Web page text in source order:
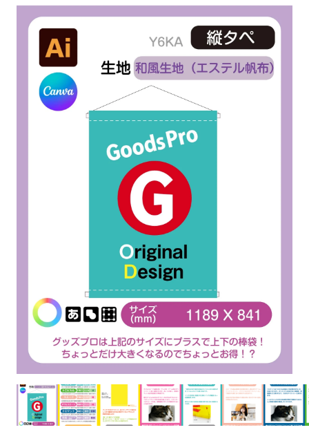
内容 単価 金額
合計金額 ¥0 （税込）
カートに入れる
いただく必要があります。（概ね原寸サイズ
で解像度200dp以上必要です）当社の取り扱
いの規格サイズにつきましてはデザインテン
プレートの用意がありますので、ご購入後マ
イページの「購入履歴」よりダウンロードし
てご利用くださいませ。
お客様自身でオリジナルのサイズで製作する
場合につきましてはご希望の仕上がりサイズ
に対して四辺（すべての辺をプラス10ｍｍ）
したサイズで製作ください。（重要な情報な
どについては仕上がりサイズから四辺内側に
20ｍｍ程度内側の範囲内でデザイン校正して
当社の既製デザインを利用してのぼり旗を
のぼり旗の改造プランとなりますので改造の
程度によってデザイン加工費用が発生いたし
ます。
詳細はお問い合わせください。
リピート
該当いたします。既製のデザインを応用して自
分だけののぼり旗をつくりたい！などのデザ
イン改造や既製デザインに自分たちの団体の
名前入れや会社のロゴなどを挿入するなどの
相談もお請けしております。
当社の既製のぼり旗に対してお客様の任意の
テキストや企業情報・お店情報などを埋め込
むことができます。ご購入時にご希望の店舗
名などをご記載ください。専任のデザイナー
がバッチリデザインします。書体などのご指
定がなければ、のぼりのイメージに最適のフ
ォントを使用します。基本的にのぼりの下部
にショップ名、社名、電話番号が入ります。
データをお送りいただけましたらロゴの印刷
も出来ます。
お客様が納得するまで何度でもデザインの修
正をしますので、初めての方でもお気軽にご
相談ください。
ただ、お客様の飾り付けたい場所の風向きを
少し考えると
もしかしたら左側と上についているよりも右
側と上についていた方が良いと思うかもしれ
ません。
風向きを考えながらチチの向きを決めてから
デザインをするとどの方向でデザインをする
と良いかひらめくかもしれません。デザイン
の方向性につきましてはお客様の好みもあり
ますので、見られる方（お客様）ができる限
り反転したデザインをみるよりも正像でみら
れるデザインを提供したいかと思いますので
その辺を参考にするとよいかもしれません。
みする都合や・最終的なカットをする際の都合
など）のでサイズの指定につきましてはｍｍ単
位は不可となります。最終的なサイズも多少の
ズレ5ｍｍ程度は起きる可能性があります。
レギュラー(60x180)
よく見かける一般的なのぼり旗のサイズです。
ほとんどのポールや注水台に使用できます。
みする都合や・最終的なカットをする際の都合
など）のでサイズの指定につきましてはｍｍ単
位は不可となります。最終的なサイズも多少の
ズレ5ｍｍ程度は起きる可能性があります。
レギュラー(180x60)
よく見かける一般的なのぼり旗のサイズです。
ほとんどのポールや注水台に使用できます。
棒袋縫い加工
生地のふちを大きく棒袋状に縫いこみポール
を通す筒をつくります。ポール自体を包み込
むため、耐久性があがり、デザインがより目
立ちます。
カーブ形状の特殊なのぼり旗にも適合する加
工方法となります。
ハトメ（鳩目）とは、革や布などに開けた穴
を補強するために取り付けるリングです。壁
側にロープなどで固定して、突風で倒れること
も風向きによってずっと裏向きになってしまう
いこともありません。
棒袋縫い加工
生地のふちを大きく棒袋状に縫いこみポール
を通す筒をつくります。ポール自体を包み込
むため、耐久性があがり、デザインがより目
立ちます。
カーブ形状の特殊なのぼり旗にも適合する加
工方法となります。
ハトメ（鳩目）とは、革や布などに開けた穴
を補強するために取り付けるリングです。壁
側にロープなどで固定して、突風で倒れること
も風向きによってずっと裏向きになってしまう
いこともありません。
上チチ 上下チチ 左右チチ
各辺のおおむね3～5ｍｍ程度を折り返し、縫
い糸を走らせて補強します。加工をすることで
のぼり旗の１辺～４辺は折り返し加工されま
すのでその部分のホツレや裂けてしまうこと
を防止する効果があります。
棒袋縫いの場合、補強が無償で付いてきます。
側辺補強縫製
［ +38円 ］
L字補強縫製
［ +38円 ］
チチのついてない長辺・
短辺を補強縫製します
三辺補強
［ +48円 ］
チチのついてない長辺・
ポンジ（一般）
一般的なのぼり旗の生地はポンジといわれる
厚みが約0.14ｍｍのとても薄い生地を使用し
のぼり旗製作で一番良く使用される生地で
す。生地の厚みが薄く、裏側にインクが浸透
しやすい生地です。
［ +299円 ］
ワンランク厚手のトロピカル（生地の厚みが
1本（2分割）
［ +33円 ］
［ +66円 ］
【注意点】
スリット（切り込み）は均等割りを意識して
カットラインを入れます。
デザインや絵柄をスリット加工時にカットす
る場合があります。